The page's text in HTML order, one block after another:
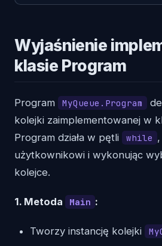
Wyjaśnienie
klasie Program
Program MyQueue.Program
kolejki zaimplementowanej w
Program działa w pętli
while
użytkownikowi i wykonując
kolejce.
1. Metoda Main :
Tworzy instancję kolejki